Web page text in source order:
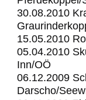
30.08.2010
15.05.2010
05.04.2010
Inn/OÖ
06.12.2009
Darscho/